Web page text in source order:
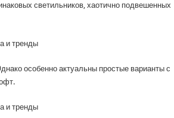
светильников, хаотично подвешенных
особенно актуальны простые варианты с